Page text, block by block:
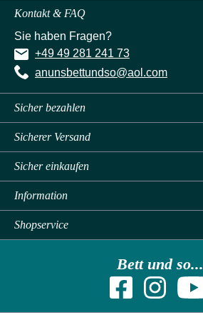
Kontakt & FAQ
Sie haben Fragen?
+49 49 281 241 73
anunsbettundso@aol.com
Sicher bezahlen
Sicherer Versand
Sicher einkaufen
Bett und so...
Information
Shopservice